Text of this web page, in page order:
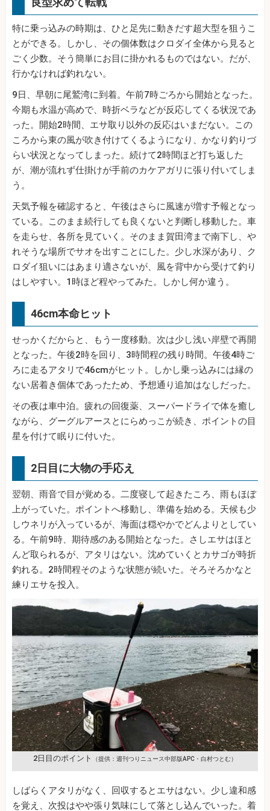
特に乗っ込みの時期は、ひと足先に動きだす超大型を狙うこ
とができる。しかし、その個体数はクロダイ全体から見ると
ごく少数。そう簡単にお目に掛かれるものではない。だが、
行かなければ釣れない。
9日、早朝に尾鷲湾に到着。午前7時ごろから開始となった。
今期も水温が高めで、時折ベラなどが反応してくる状況であ
った。開始2時間、エサ取り以外の反応はいまだない。この
ころから東の風が吹き付けてくるようになり、かなり釣りづ
らい状況となってしまった。続けて2時間ほど打ち返した
が、潮が流れず仕掛けが手前のカケアガリに張り付いてしま
う。
天気予報を確認すると、午後はさらに風速が増す予報となっ
ている。このまま続行しても良くないと判断し移動した。車
を走らせ、各所を見ていく。そのまま賀田湾まで南下し、や
れそうな場所でサオを出すことにした。少し水深があり、ク
ロダイ狙いにはあまり適さないが、風を背中から受けて釣り
はしやすい。1時ほど程やってみた。しかし何か違う。
46cm本命ヒット
せっかくだからと、もう一度移動。次は少し浅い岸壁で再開
となった。午後2時を回り、3時間程の残り時間。午後4時ご
ろに走るアタリで46cmがヒット。しかし乗っ込みには縁の
ない居着き個体であったため、予想通り追加はなしだった。
その夜は車中泊。疲れの回復薬、スーパードライで体を癒し
ながら、グーグルアースとにらめっこが続き、ポイントの目
星を付けて眠りに付いた。
2日目に大物の手応え
翌朝、雨音で目が覚める。二度寝して起きたころ、雨もほぼ
上がっていた。ポイントへ移動し、準備を始める。天候も少
しウネリが入っているが、海面は穏やかでどんよりとしてい
る。午前9時、期待感のある開始となった。さしエサはほと
んど取られるが、アタリはない。沈めていくとカサゴが時折
釣れる。2時間程そのような状態が続いた。そろそろかなと
練りエサを投入。
2日目のポイント （提供：週刊つりニュース中部版APC・白村つとむ）
しばらくアタリがなく、回収するとエサはない。少し違和感
を覚え、次投はやや張り気味にして落とし込んでいった。着